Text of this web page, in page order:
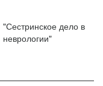
"Сестринское дело в
неврологии"